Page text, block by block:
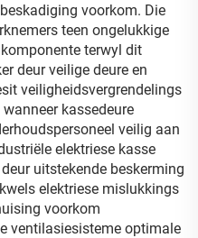
voorkom. Die
teen ongelukkige
terwyl dit
deur veilige deure en
veiligheidsvergrendelings
kassedeure
veilig aan
elektriese kasse
uitstekende beskerming
elektriese mislukkings
voorkom
ventilasiesisteme optimale